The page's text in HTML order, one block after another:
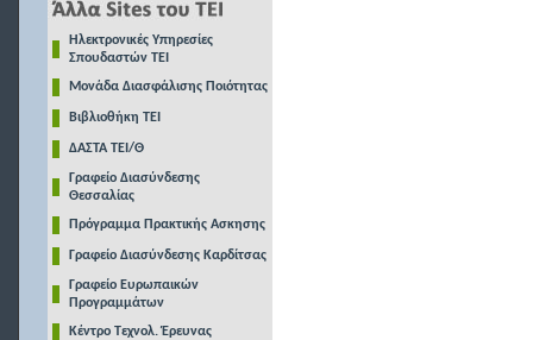
Ηλεκτρονικές Υπηρεσίες
Σπουδαστών ΤΕΙ
Μονάδα Διασφάλισης Ποιότητας
Βιβλιοθήκη ΤΕΙ
ΔΑΣΤΑ ΤΕΙ/Θ
Γραφείο Διασύνδεσης
Θεσσαλίας
Πρόγραμμα Πρακτικής Ασκησης
Γραφείο Διασύνδεσης Καρδίτσας
Γραφείο Ευρωπαικών
Προγραμμάτων
Κέντρο Τεχνολ. Έρευνας